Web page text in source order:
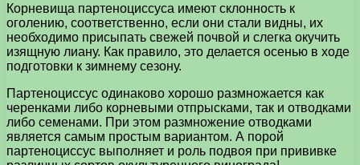
Корневища партеноциссуса имеют склонность к
оголению, соответственно, если они стали видны, их
необходимо присыпать свежей почвой и слегка окучить
изящную лиану. Как правило, это делается осенью в ходе
подготовки к зимнему сезону.
Партеноциссус одинаково хорошо размножается как
черенками либо корневыми отпрысками, так и отводками
либо семенами. При этом размножение отводками
является самым простым вариантом. А порой
партеноциссус выполняет и роль подвоя при прививке